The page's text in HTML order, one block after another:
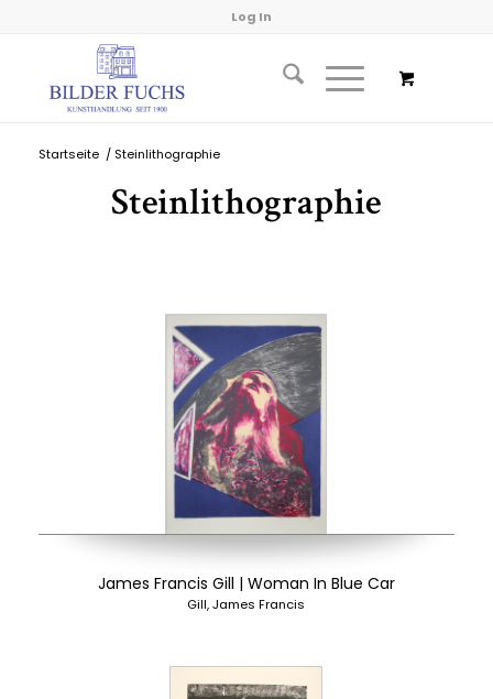
Log In
Startseite / Steinlithographie
Steinlithographie
James Francis Gill | Woman In Blue Car
Gill, James Francis